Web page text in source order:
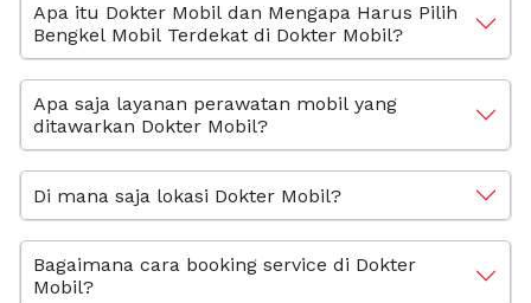
Apa itu Dokter Mobil dan Mengapa Harus Pilih
Bengkel Mobil Terdekat di Dokter Mobil?
Apa saja layanan perawatan mobil yang
ditawarkan Dokter Mobil?
Di mana saja lokasi Dokter Mobil?
Bagaimana cara booking service di Dokter
Mobil?